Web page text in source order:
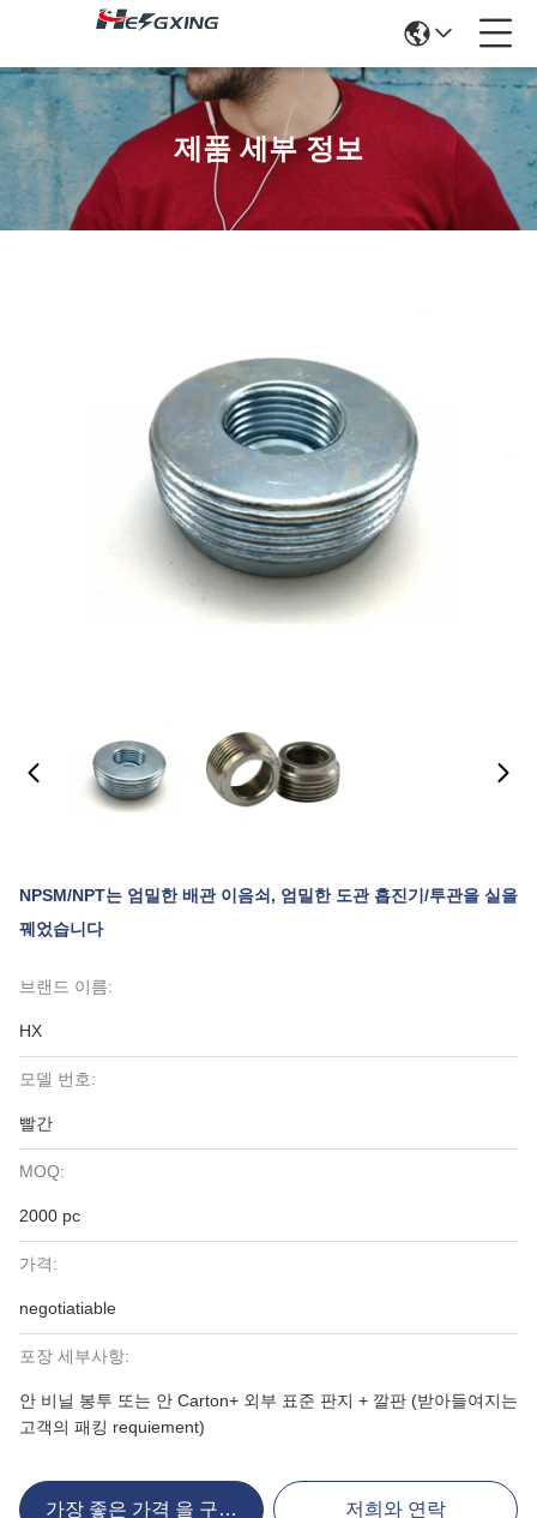
제품 세부 정보
NPSM/NPT는 엄밀한 배관 이음쇠, 엄밀한 도관 흡진기/투관을 실을
꿰었습니다
브랜드 이름:
HX
모델 번호:
빨간
MOQ:
2000 pc
가격:
negotiatiable
포장 세부사항:
안 비닐 봉투 또는 안 Carton+ 외부 표준 판지 + 깔판 (받아들여지는
고객의 패킹 requiement)
가장 좋은 가격 을 구하라 저희와 연락